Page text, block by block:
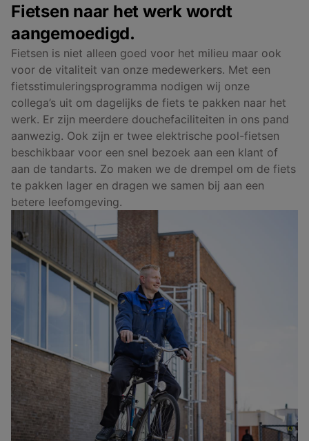
Fietsen naar het werk wordt
aangemoedigd.
Fietsen is niet alleen goed voor het milieu maar ook
voor de vitaliteit van onze medewerkers. Met een
fietsstimuleringsprogramma nodigen wij onze
collega’s uit om dagelijks de fiets te pakken naar het
werk. Er zijn meerdere douchefaciliteiten in ons pand
aanwezig. Ook zijn er twee elektrische pool-fietsen
beschikbaar voor een snel bezoek aan een klant of
aan de tandarts. Zo maken we de drempel om de fiets
te pakken lager en dragen we samen bij aan een
betere leefomgeving.